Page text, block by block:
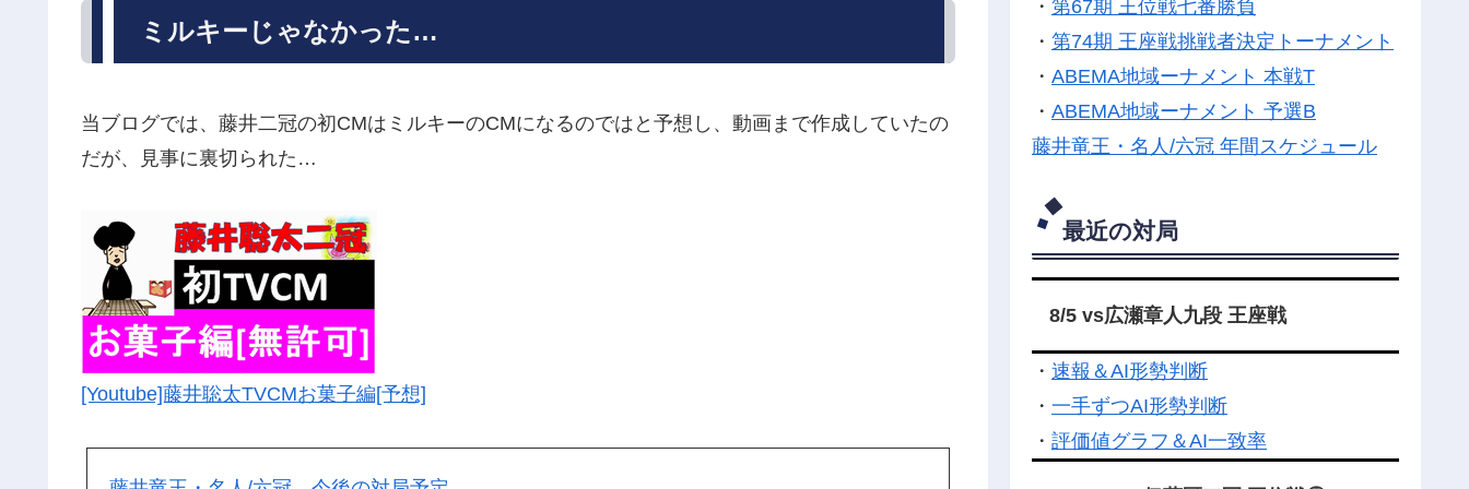
ミルキーじゃなかった…
当ブログでは、藤井二冠の初CMはミルキーのCMになるのではと予想し、動画まで作成していたの
だが、見事に裏切られた…
[Youtube]藤井聡太TVCMお菓子編[予想]
・ 第67期 王位戦七番勝負
・ 第74期 王座戦挑戦者決定トーナメント
・ ABEMA地域ーナメント 本戦T
・ ABEMA地域ーナメント 予選B
藤井竜王・名人/六冠 年間スケジュール
最近の対局
8/5 vs広瀬章人九段 王座戦
・ 速報＆AI形勢判断
・ 一手ずつAI形勢判断
・ 評価値グラフ＆AI一致率